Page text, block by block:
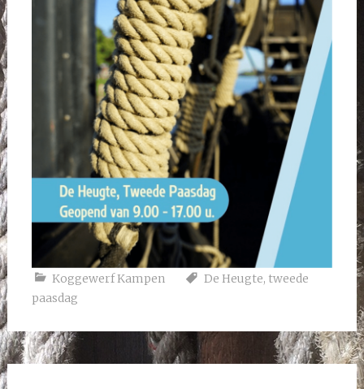
Koggewerf Kampen De Heugte, tweede
paasdag